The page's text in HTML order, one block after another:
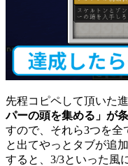
先程コピペして頂いた
パーの頭を集める」が
すので、それら3つを全
と出てやっとタブが追
すると、3/3といった風